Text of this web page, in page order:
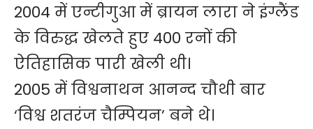
2004 में एन्टीगुआ में ब्रायन लारा ने इंग्लैंड
के विरुद्ध खेलते हुए 400 रनों की
ऐतिहासिक पारी खेली थी।
2005 में विश्वनाथन आनन्द चौथी बार
‘विश्व शतरंज चैम्पियन’ बने थे।